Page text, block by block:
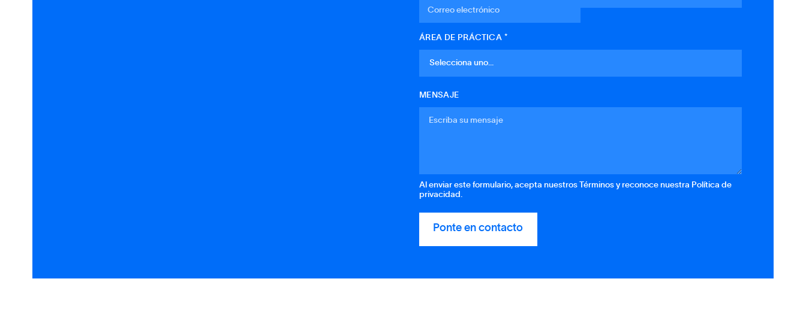
ÁREA DE PRÁCTICA *
MENSAJE
Al enviar este formulario, acepta nuestros Términos y reconoce nuestra Política de
privacidad.